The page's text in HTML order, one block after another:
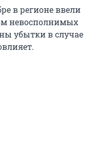
в регионе ввели
невосполнимых
убытки в случае